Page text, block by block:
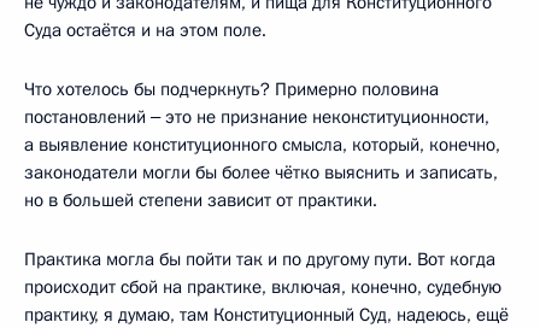
Суда остаётся и на этом поле.
Что хотелось бы подчеркнуть? Примерно половина
постановлений ‒ это не признание неконституционности,
а выявление конституционного смысла, который, конечно,
законодатели могли бы более чётко выяснить и записать,
но в большей степени зависит от практики.
Практика могла бы пойти так и по другому пути. Вот когда
происходит сбой на практике, включая, конечно, судебную
практику, я думаю, там Конституционный Суд, надеюсь, ещё